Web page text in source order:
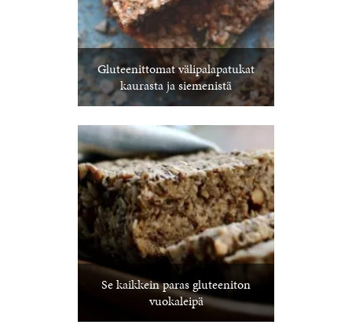
Gluteenittomat välipalapatukat
kaurasta ja siemenistä
Se kaikkein paras gluteeniton
vuokaleipä